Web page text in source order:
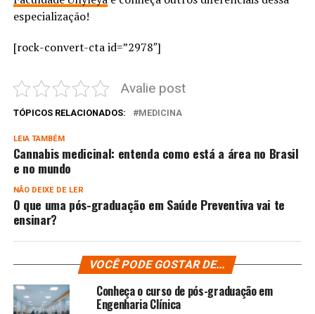
especialização!
[rock-convert-cta id=”2978″]
Avalie post
TÓPICOS RELACIONADOS: MEDICINA
LEIA TAMBÉM
Cannabis medicinal: entenda como está a área no Brasil
e no mundo
NÃO DEIXE DE LER
O que uma pós-graduação em Saúde Preventiva vai te
ensinar?
VOCÊ PODE GOSTAR DE...
Conheça o curso de pós-graduação em
Engenharia Clínica